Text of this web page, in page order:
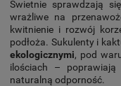
Świetnie sprawdzają
wrażliwe na
kwitnienie i rozwój
podłoża. Sukulenty i
ekologicznymi, pod
ilościach –
naturalną odporność.